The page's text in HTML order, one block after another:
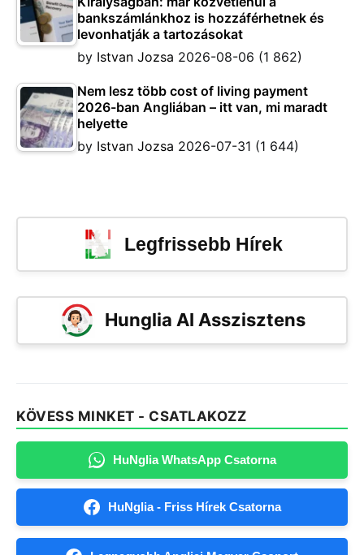
bankszámlánkhoz is hozzáférhetnek és
levonhatják a tartozásokat
by Istvan Jozsa 2026-08-06 (1 862)
Nem lesz több cost of living payment
2026-ban Angliában – itt van, mi maradt
helyette
by Istvan Jozsa 2026-07-31 (1 644)
Legfrissebb Hírek
Hunglia AI Asszisztens
KÖVESS MINKET - CSATLAKOZZ
HuNglia WhatsApp Csatorna
HuNglia - Friss Hírek Csatorna